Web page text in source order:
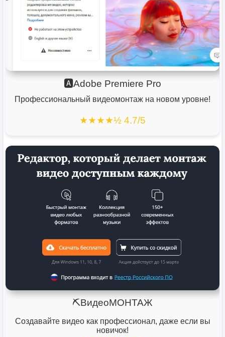
🅰️Adobe Premiere Pro
Профессиональный видеомонтаж на новом уровне!
★★★★½ 4.7/5
⛏️ВидеоМОНТАЖ
Создавайте видео как профессионал, даже если вы
новичок!